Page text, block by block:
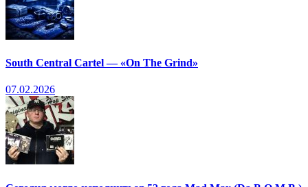
South Central Cartel — «On The Grind»
07.02.2026